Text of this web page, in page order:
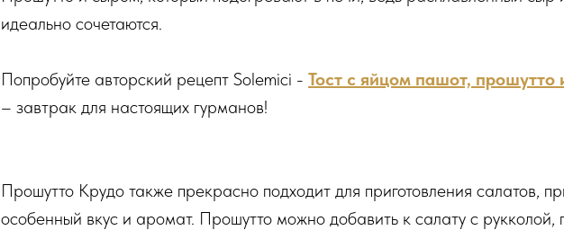
идеально сочетаются.
Попробуйте авторский рецепт Solemici - Тост с яйцом пашот, прошутто
– завтрак для настоящих гурманов!
Прошутто Крудо также прекрасно подходит для приготовления салатов,
особенный вкус и аромат. Прошутто можно добавить к салату с